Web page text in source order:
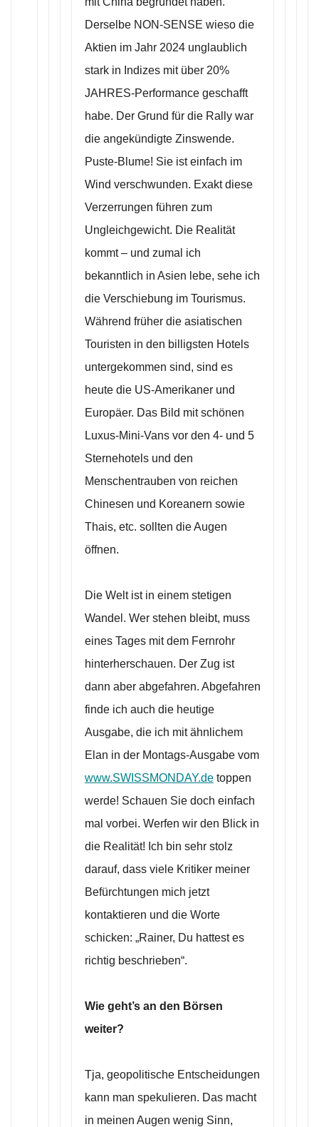
Derselbe NON-SENSE wieso die
Aktien im Jahr 2024 unglaublich
stark in Indizes mit über 20%
JAHRES-Performance geschafft
habe. Der Grund für die Rally war
die angekündigte Zinswende.
Puste-Blume! Sie ist einfach im
Wind verschwunden. Exakt diese
Verzerrungen führen zum
Ungleichgewicht. Die Realität
kommt – und zumal ich
bekanntlich in Asien lebe, sehe ich
die Verschiebung im Tourismus.
Während früher die asiatischen
Touristen in den billigsten Hotels
untergekommen sind, sind es
heute die US-Amerikaner und
Europäer. Das Bild mit schönen
Luxus-Mini-Vans vor den 4- und 5
Sternehotels und den
Menschentrauben von reichen
Chinesen und Koreanern sowie
Thais, etc. sollten die Augen
öffnen.
Die Welt ist in einem stetigen
Wandel. Wer stehen bleibt, muss
eines Tages mit dem Fernrohr
hinterherschauen. Der Zug ist
dann aber abgefahren. Abgefahren
finde ich auch die heutige
Ausgabe, die ich mit ähnlichem
Elan in der Montags-Ausgabe vom
www.SWISSMONDAY.de toppen
werde! Schauen Sie doch einfach
mal vorbei. Werfen wir den Blick in
die Realität! Ich bin sehr stolz
darauf, dass viele Kritiker meiner
Befürchtungen mich jetzt
kontaktieren und die Worte
schicken: „Rainer, Du hattest es
richtig beschrieben“.
Wie geht’s an den Börsen
weiter?
Tja, geopolitische Entscheidungen
kann man spekulieren. Das macht
in meinen Augen wenig Sinn,